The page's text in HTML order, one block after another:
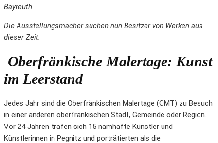
Bayreuth.
Die Ausstellungsmacher suchen nun Besitzer von Werken aus
dieser Zeit.
Oberfränkische Malertage: Kunst
im Leerstand
Jedes Jahr sind die Oberfränkischen Malertage (OMT) zu Besuch
in einer anderen oberfränkischen Stadt, Gemeinde oder Region.
Vor 24 Jahren trafen sich 15 namhafte Künstler und
Künstlerinnen in Pegnitz und porträtierten als die